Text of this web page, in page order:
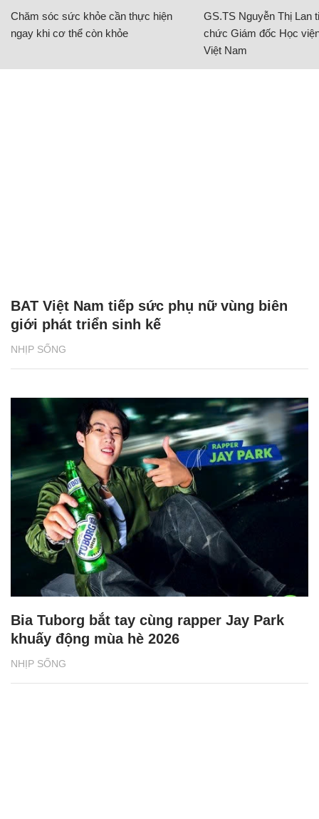
Chăm sóc sức khỏe cần thực hiện
ngay khi cơ thể còn khỏe
GS.TS Nguyễn Thị Lan
chức Giám đốc Học
Việt Nam
NHỊP SỐNG
BAT Việt Nam tiếp sức phụ nữ vùng biên
giới phát triển sinh kế
NHỊP SỐNG
Bia Tuborg bắt tay cùng rapper Jay Park
khuấy động mùa hè 2026